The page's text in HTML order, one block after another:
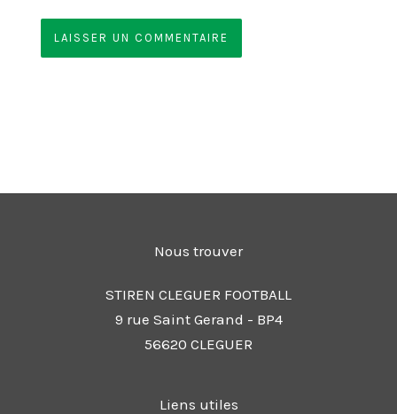
Nous trouver
STIREN CLEGUER FOOTBALL
9 rue Saint Gerand - BP4
56620 CLEGUER
Liens utiles